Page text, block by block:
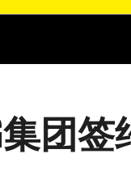
团